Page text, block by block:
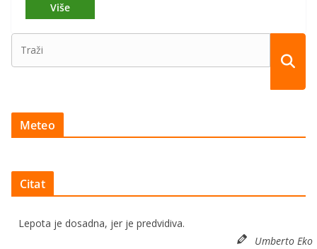
Meteo
Citat
Lepota je dosadna, jer je predvidiva.
Umberto Eko